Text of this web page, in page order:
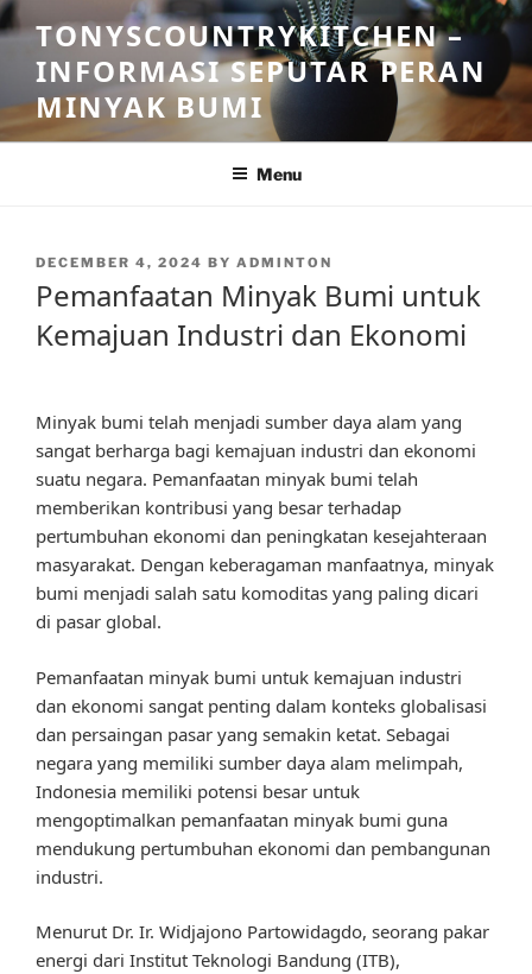
Skip
to
content
TONYSCOUNTRYKITCHEN –
INFORMASI SEPUTAR PERAN
MINYAK BUMI
Menu
POSTED
DECEMBER 4, 2024 BY ADMINTON
Pemanfaatan Minyak Bumi untuk
Kemajuan Industri dan Ekonomi
Minyak bumi telah menjadi sumber daya alam yang
sangat berharga bagi kemajuan industri dan ekonomi
suatu negara. Pemanfaatan minyak bumi telah
memberikan kontribusi yang besar terhadap
pertumbuhan ekonomi dan peningkatan kesejahteraan
masyarakat. Dengan keberagaman manfaatnya, minyak
bumi menjadi salah satu komoditas yang paling dicari
di pasar global.
Pemanfaatan minyak bumi untuk kemajuan industri
dan ekonomi sangat penting dalam konteks globalisasi
dan persaingan pasar yang semakin ketat. Sebagai
negara yang memiliki sumber daya alam melimpah,
Indonesia memiliki potensi besar untuk
mengoptimalkan pemanfaatan minyak bumi guna
mendukung pertumbuhan ekonomi dan pembangunan
industri.
Menurut Dr. Ir. Widjajono Partowidagdo, seorang pakar
energi dari Institut Teknologi Bandung (ITB),